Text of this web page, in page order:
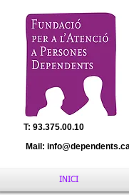
T: 93.375.00.10
Mail:
INICI